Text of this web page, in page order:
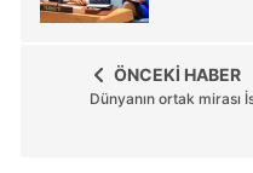
ÖNCEKİ HABER
Dünyanın ortak